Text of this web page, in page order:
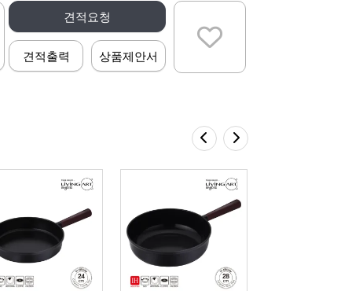
견적요청
견적출력 상품제안서